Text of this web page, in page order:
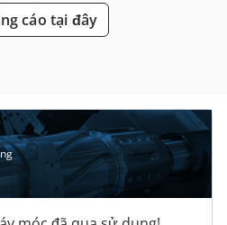
cáo tại đây